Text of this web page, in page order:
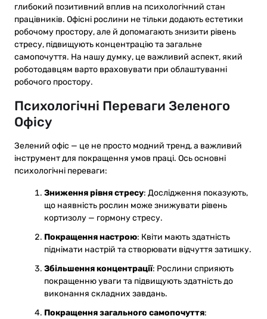
глибокий позитивний вплив на психологічний стан
працівників. Офісні рослини не тільки додають естетики
робочому простору, але й допомагають знизити рівень
стресу, підвищують концентрацію та загальне
самопочуття. На нашу думку, це важливий аспект, який
роботодавцям варто враховувати при облаштуванні
робочого простору.
Психологічні Переваги Зеленого
Офісу
Зелений офіс — це не просто модний тренд, а важливий
інструмент для покращення умов праці. Ось основні
психологічні переваги:
Зниження рівня стресу: Дослідження показують,
що наявність рослин може знижувати рівень
кортизолу — гормону стресу.
Покращення настрою: Квіти мають здатність
піднімати настрій та створювати відчуття затишку.
Збільшення концентрації: Рослини сприяють
покращенню уваги та підвищують здатність до
виконання складних завдань.
Покращення загального самопочуття: